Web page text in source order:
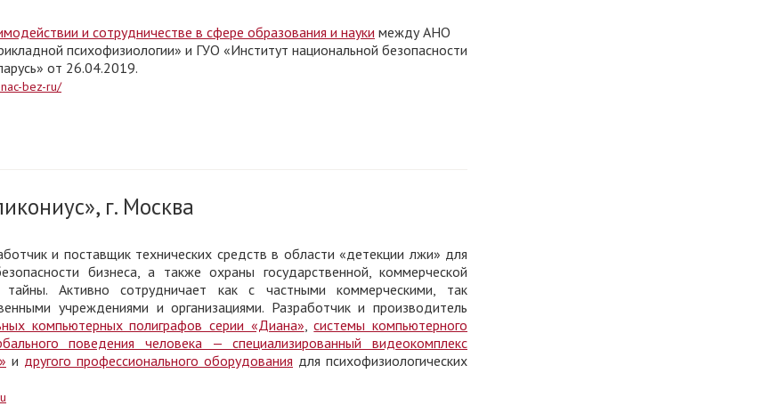
и сотрудничестве в сфере образования и науки между АНО
психофизиологии» и ГУО «Институт национальной безопасности
от 26.04.2019.
bez-ru/
г. Москва
и поставщик технических средств в области «детекции лжи» для
бизнеса, а также охраны государственной, коммерческой
тайны. Активно сотрудничает как с частными коммерческими, так
учреждениями и организациями. Разработчик и производитель
компьютерных полиграфов серии «Диана» ,системы компьютерного
поведения человека — специализированный видеокомплекс
и другого профессионального оборудования для психофизиологических